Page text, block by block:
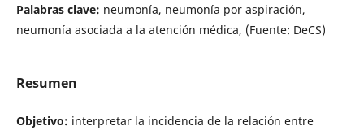
Palabras clave: neumonía, neumonía por aspiración,
neumonía asociada a la atención médica, (Fuente: DeCS)
Resumen
Objetivo: interpretar la incidencia de la relación entre